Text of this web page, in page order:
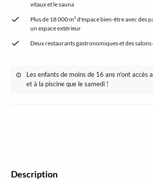
vitaux et le sauna
Plus de 18 000 m² d'espace bien-être avec des
un espace extérieur
Deux restaurants gastronomiques et des
Les enfants de moins de 16 ans n'ont accès
et à la piscine que le samedi !
Description